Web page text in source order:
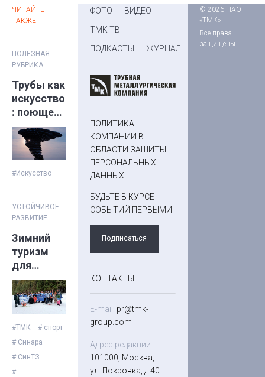
ЧИТАЙТЕ
ТАКЖЕ
ПОЛЕЗНАЯ
РУБРИКА
Трубы как
искусство
: поющее
дерево
#Искусство
УСТОЙЧИВОЕ
РАЗВИТИЕ
Зимний
туризм
для
особенны
х людей
#ТМК
# спорт
# Синара
# СинТЗ
#
ФОТО
ВИДЕО
ТМК ТВ
ПОДКАСТЫ
ЖУРНАЛ
ПОЛИТИКА
КОМПАНИИ В
ОБЛАСТИ ЗАЩИТЫ
ПЕРСОНАЛЬНЫХ
ДАННЫХ
БУДЬТЕ В КУРСЕ
СОБЫТИЙ ПЕРВЫМИ
Подписаться
КОНТАКТЫ
E-mail: pr@tmk-
group.com
Адрес редакции:
101000, Москва,
ул. Покровка, д.40
© 2026 ПАО
«ТМК»
Все права
защищены